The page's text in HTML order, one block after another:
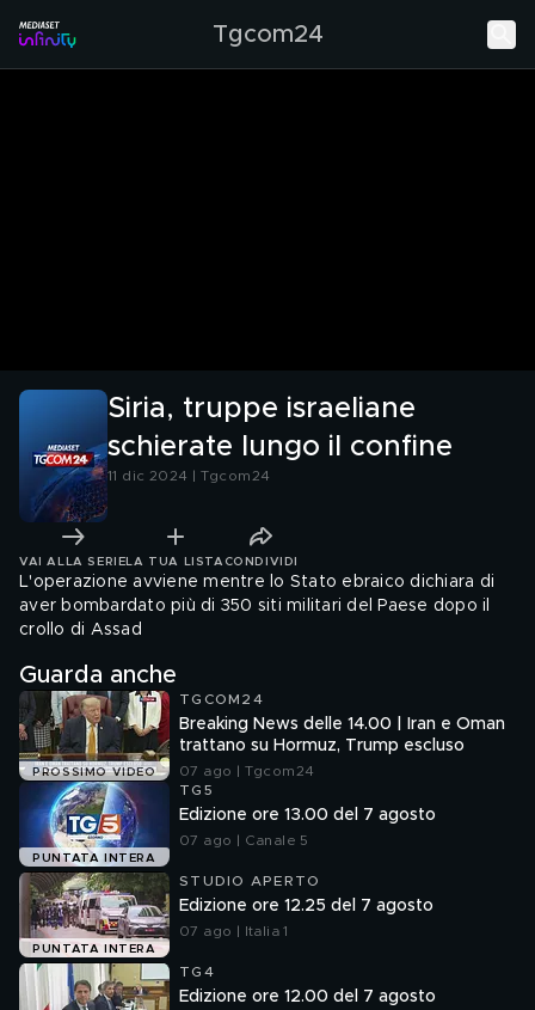
Tgcom24
Siria, truppe israeliane
schierate lungo il confine
11 dic 2024 | Tgcom24
VAI ALLA SERIE LA TUA LISTA CONDIVIDI
L'operazione avviene mentre lo Stato ebraico dichiara di
aver bombardato più di 350 siti militari del Paese dopo il
crollo di Assad
Guarda anche
PROSSIMO VIDEO
TGCOM24
Breaking News delle 14.00 | Iran e Oman
trattano su Hormuz, Trump escluso
07 ago | Tgcom24
PUNTATA INTERA
TG5
Edizione ore 13.00 del 7 agosto
07 ago | Canale 5
PUNTATA INTERA
STUDIO APERTO
Edizione ore 12.25 del 7 agosto
07 ago | Italia 1
TG4
Edizione ore 12.00 del 7 agosto